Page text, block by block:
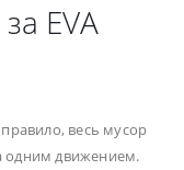
EVA
весь мусор
одним движением.